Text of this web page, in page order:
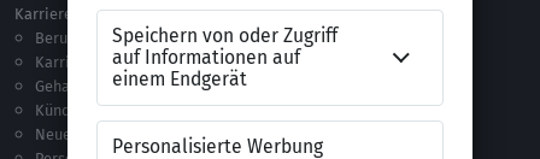
Karriere
Berufseinstieg
Karriere machen
Gehalt
Kündigung
Neue Arbeitswelt
Vorlagen & Tests
Anschreiben-Vorlagen
Lebenslauf-Vorlagen
Checklisten